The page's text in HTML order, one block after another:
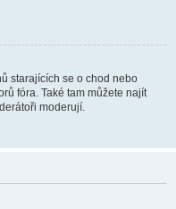
starajících se o chod nebo
fóra. Také tam můžete najít
moderují.